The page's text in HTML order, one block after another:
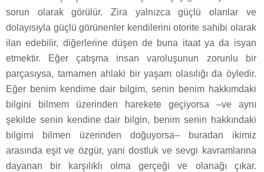
sorun olarak görülür. Zira yalnızca güçlü olanlar ve
dolayısıyla güçlü görünenler kendilerini otorite sahibi olarak
ilan edebilir, diğerlerine düşen de buna itaat ya da isyan
etmektir. Eğer çatışma insan varoluşunun zorunlu bir
parçasıysa, tamamen ahlaki bir yaşam olasılığı da öyledir.
Eğer benim kendime dair bilgim, senin benim hakkımdaki
bilgini bilmem üzerinden harekete geçiyorsa –ve aynı
şekilde senin kendine dair bilgin, benim senin hakkındaki
bilgimi bilmen üzerinden doğuyorsa– buradan ikimiz
arasında eşit ve özgür, yani dostluk ve sevgi kavramlarına
dayanan bir karşılıklı olma gerçeği ve olanağı çıkar.